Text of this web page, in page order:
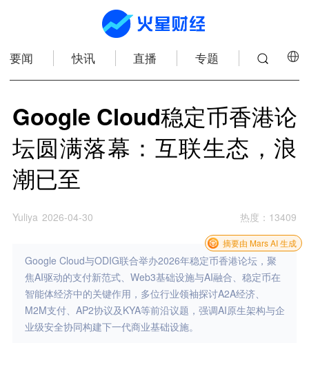
要闻 快讯 直播 专题
Google Cloud稳定币香港论
坛圆满落幕：互联生态，浪
潮已至
Yuliya 2026-04-30 热度 ： 13409
Google Cloud与ODIG联合举办2026年稳定币香港论坛，聚
焦AI驱动的支付新范式、Web3基础设施与AI融合、稳定币在
智能体经济中的关键作用，多位行业领袖探讨A2A经济、
M2M支付、AP2协议及KYA等前沿议题，强调AI原生架构与企
业级安全协同构建下一代商业基础设施。
摘要由 Mars AI 生成